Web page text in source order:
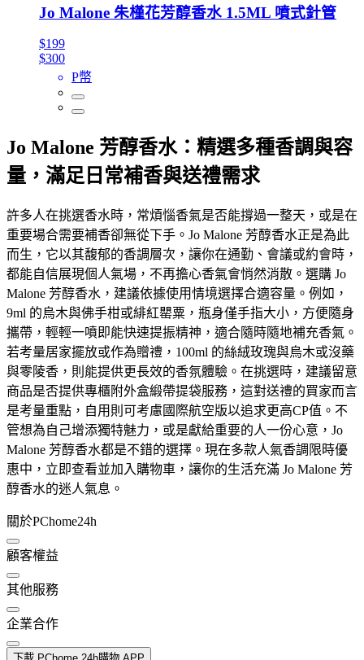
Jo Malone 朱槿花芳醇香水 1.5ML 噴式針管
$199
$300
P幣
Jo Malone 芳醇香水：精選多種香調與容
量，滿足日常補香與送禮需求
許多人在挑選香水時，常煩惱香氣是否能撐過一整天，或是在
重要場合需要補香卻無從下手。Jo Malone 芳醇香水正是為此
而生，它以其馥郁的香調層次，讓你在通勤、會議或約會時，
都能自信展現個人氣場，不再擔心香氣會悄然消散。選購 Jo
Malone 芳醇香水，建議依據使用情境選擇合適容量。例如，
9ml 的烏木與佛手柑或緋紅罌粟，瓶身僅手指大小，方便隨身
攜帶，輕輕一噴即能快速提振精神，適合隨時隨地補充香氣。
若考量居家擺放或作為贈禮，100ml 的絲絨玫瑰與烏木或沒藥
與零陵香，則能提供更長效的香氛體驗。在挑選時，建議留意
商品是否提供專櫃附外盒緞帶提袋服務，這對送禮的買家而言
是考量重點，自用則可考慮國際航空版以追求更高CP值。不
管想為自己增添獨特魅力，或是獻給重要的人一份心意，Jo
Malone 芳醇香水都是不錯的選擇。現在多款人氣香調限時優
惠中，立即查看並加入購物車，讓你的生活充滿 Jo Malone 芳
醇香水的迷人氣息。
關於PChome24h
顧客權益
其他服務
企業合作